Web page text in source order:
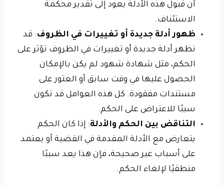
أن قبول هذه الأدلة يعود إلى تقدير محكمة
الاستئناف.
ظهور أدلة جديدة أو تغييرات في الظروف: قد
تظهر أدلة جديدة أو تغييرات في الظروف تؤثر على
الحكم، مثل شهادة شهود لم يكن بالإمكان
الحصول عليها في وقت سابق أو العثور على
مستندات مفقودة. كل هذه العوامل قد تكون
سببًا للاعتراض على الحكم.
التناقض بين الحكم والأدلة: إذا كان الحكم
يتعارض مع الأدلة المقدمة في القضية أو يعتمد
على أسباب غير صحيحة، فإن هذا يعد سببًا
منطقيًا لإلغاء الحكم.